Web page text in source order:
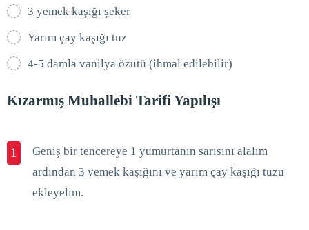
3 yemek kaşığı şeker
Yarım çay kaşığı tuz
4-5 damla vanilya özütü (ihmal edilebilir)
Kızarmış Muhallebi Tarifi Yapılışı
1
Geniş bir tencereye 1 yumurtanın sarısını alalım
ardından 3 yemek kaşığını ve yarım çay kaşığı tuzu
ekleyelim.